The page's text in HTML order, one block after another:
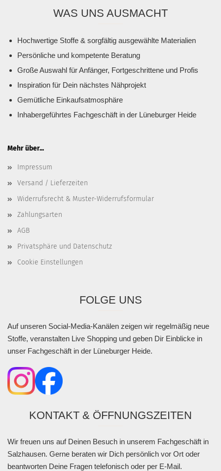
WAS UNS AUSMACHT
Hochwertige Stoffe & sorgfältig ausgewählte Materialien
Persönliche und kompetente Beratung
Große Auswahl für Anfänger, Fortgeschrittene und Profis
Inspiration für Dein nächstes Nähprojekt
Gemütliche Einkaufsatmosphäre
Inhabergeführtes Fachgeschäft in der Lüneburger Heide
Mehr über...
Impressum
Versand / Lieferzeiten
Widerrufsrecht & Muster-Widerrufsformular
Zahlungsarten
AGB
Privatsphäre und Datenschutz
Cookie Einstellungen
FOLGE UNS
Auf unseren Social-Media-Kanälen zeigen wir regelmäßig neue
Stoffe, veranstalten Live Shopping und geben Dir Einblicke in
unser Fachgeschäft in der Lüneburger Heide.
KONTAKT & ÖFFNUNGSZEITEN
Wir freuen uns auf Deinen Besuch in unserem Fachgeschäft in
Salzhausen. Gerne beraten wir Dich persönlich vor Ort oder
beantworten Deine Fragen telefonisch oder per E-Mail.